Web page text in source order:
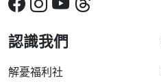
認識我們
解憂福利社